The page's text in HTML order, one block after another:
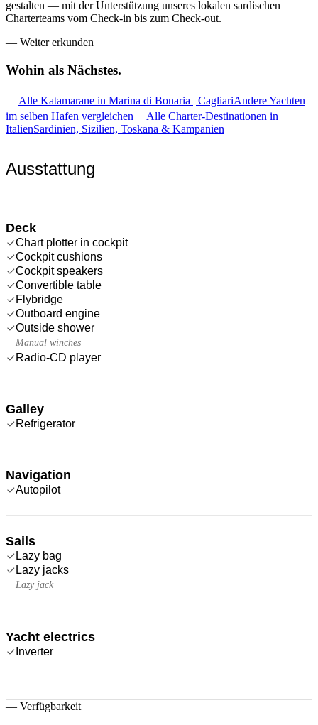
gestalten — mit der Unterstützung unseres lokalen sardischen
Charterteams vom Check-in bis zum Check-out.
— Weiter erkunden
Wohin als Nächstes.
Alle Katamarane in Marina di Bonaria | CagliariAndere Yachten
im selben Hafen vergleichen
Alle Charter-Destinationen in
ItalienSardinien, Sizilien, Toskana & Kampanien
Ausstattung
Deck
Chart plotter in cockpit
Cockpit cushions
Cockpit speakers
Convertible table
Flybridge
Outboard engine
Outside shower
Manual winches
Radio-CD player
Galley
Refrigerator
Navigation
Autopilot
Sails
Lazy bag
Lazy jacks
Lazy jack
Yacht electrics
Inverter
— Verfügbarkeit